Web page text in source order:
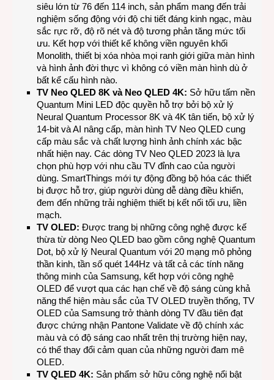
siêu lớn từ 76 đến 114 inch, sản phẩm mang đến trải
nghiệm sống động với độ chi tiết đáng kinh ngạc, màu
sắc rực rỡ, độ rõ nét và độ tương phản tăng mức tối
ưu. Kết hợp với thiết kế không viền nguyên khối
Monolith, thiết bị xóa nhòa mọi ranh giới giữa màn hình
và hình ảnh đời thực vì không có viền màn hình dù ở
bất kể cấu hình nào.
TV Neo QLED 8K và Neo QLED 4K: Sở hữu tấm nền
Quantum Mini LED độc quyền hỗ trợ bởi bộ xử lý
Neural Quantum Processor 8K và 4K tân tiến, bộ xử lý
14-bit và AI nâng cấp, màn hình TV Neo QLED cung
cấp màu sắc và chất lượng hình ảnh chính xác bậc
nhất hiện nay. Các dòng TV Neo QLED 2023 là lựa
chọn phù hợp với nhu cầu TV đỉnh cao của người
dùng. SmartThings mới tự động đồng bộ hóa các thiết
bị được hỗ trợ, giúp người dùng dễ dàng điều khiển,
đem đến những trải nghiệm thiết bị kết nối tối ưu, liền
mạch.
TV OLED: Được trang bị những công nghệ được kế
thừa từ dòng Neo QLED bao gồm công nghệ Quantum
Dot, bộ xử lý Neural Quantum với 20 mạng mô phỏng
thần kinh, tần số quét 144Hz và tất cả các tính năng
thông minh của Samsung, kết hợp với công nghệ
OLED để vượt qua các hạn chế về độ sáng cùng khả
năng thể hiện màu sắc của TV OLED truyền thống, TV
OLED của Samsung trở thành dòng TV đầu tiên đạt
được chứng nhận Pantone Validate về độ chính xác
màu và có độ sáng cao nhất trên thị trường hiện nay,
có thể thay đổi cảm quan của những người đam mê
OLED.
TV QLED 4K: Sản phẩm sở hữu công nghệ nổi bật